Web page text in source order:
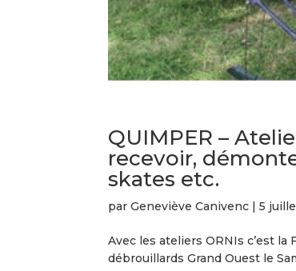
QUIMPER –
recevoir,
skates etc.
par Geneviève Canivenc| 5
Avec les ateliers ORNIs c’est
débrouillards Grand Ouest le